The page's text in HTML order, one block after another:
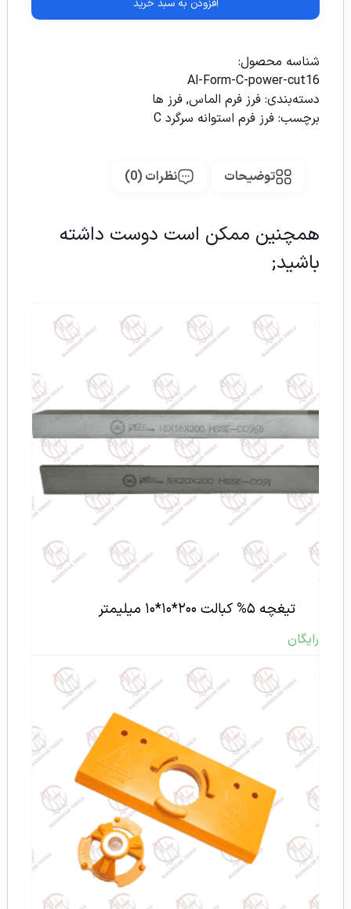
افزودن به سبد خرید
شناسه محصول:
Al-Form-C-power-cut16
دسته‌بندی: فرز فرم الماس, فرز ها
برچسب: فرز فرم استوانه سرگرد C
توضیحات نظرات (0)
همچنین ممکن است دوست داشته
باشید;
تیغچه ۵% کبالت ۲۰۰*۱۰*۱۰ میلیمتر
رایگان